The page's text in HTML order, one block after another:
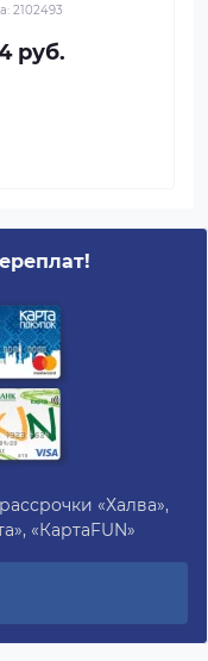
2102493
руб.
«Халва»,
«КартаFUN»